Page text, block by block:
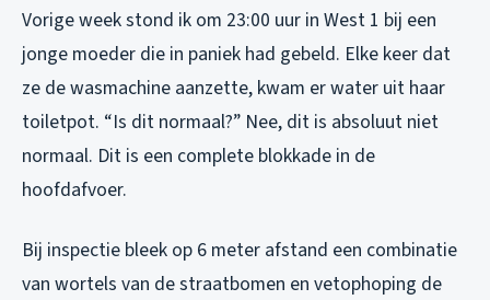
Vorige week stond ik om 23:00 uur in West 1 bij een
jonge moeder die in paniek had gebeld. Elke keer dat
ze de wasmachine aanzette, kwam er water uit haar
toiletpot. “Is dit normaal?” Nee, dit is absoluut niet
normaal. Dit is een complete blokkade in de
hoofdafvoer.
Bij inspectie bleek op 6 meter afstand een combinatie
van wortels van de straatbomen en vetophoping de